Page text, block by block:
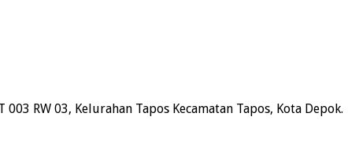
RW 03, Kelurahan Tapos Kecamatan Tapos, Kota Depok.